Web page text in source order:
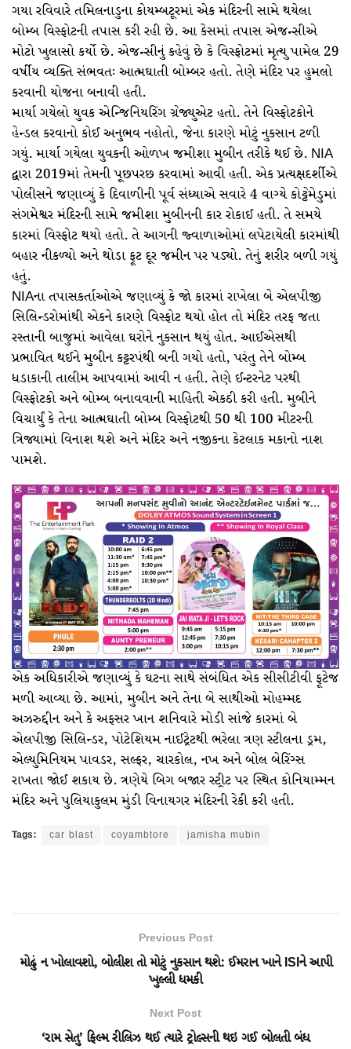
ગયા રવિવારે તમિલનાડુના કોયમ્બટૂરમાં એક મંદિરની સામે થયેલા
બોમ્બ વિસ્ફોટની તપાસ કરી રહી છે. આ કેસમાં તપાસ એજન્સીએ
મોટો ખુલાસો કર્યો છે. એજન્સીનું કહેવું છે કે વિસ્ફોટમાં મૃત્યુ પામેલ 29
વર્ષીય વ્યક્તિ સંભવતઃ આત્મઘાતી બોમ્બર હતો. તેણે મંદિર પર હુમલો
કરવાની યોજના બનાવી હતી.
માર્યા ગયેલો યુવક એન્જિનિયરિંગ ગ્રેજ્યુએટ હતો. તેને વિસ્ફોટકોને
હેન્ડલ કરવાનો કોઈ અનુભવ નહોતો, જેના કારણે મોટું નુકસાન ટળી
ગયું. માર્યા ગયેલા યુવકની ઓળખ જમીશા મુબીન તરીકે થઈ છે. NIA
દ્વારા 2019માં તેમની પૂછપરછ કરવામાં આવી હતી. એક પ્રત્યક્ષદર્શીએ
પોલીસને જણાવ્યું કે દિવાળીની પૂર્વ સંધ્યાએ સવારે 4 વાગ્યે કોટ્ટેમેડુમાં
સંગમેશ્વર મંદિરની સામે જમીશા મુબીનની કાર રોકાઈ હતી. તે સમયે
કારમાં વિસ્ફોટ થયો હતો. તે આગની જ્વાળાઓમાં લપેટાયેલી કારમાંથી
બહાર નીકળ્યો અને થોડા ફૂટ દૂર જમીન પર પડ્યો. તેનું શરીર બળી ગયું
હતું.
NIAના તપાસકર્તાઓએ જણાવ્યું કે જો કારમાં રાખેલા બે એલપીજી
સિલિન્ડરોમાંથી એકને કારણે વિસ્ફોટ થયો હોત તો મંદિર તરફ જતા
રસ્તાની બાજુમાં આવેલા ઘરોને નુકસાન થયું હોત. આઈએસથી
પ્રભાવિત થઈને મુબીન કટ્ટરપંથી બની ગયો હતો, પરંતુ તેને બોમ્બ
ધડાકાની તાલીમ આપવામાં આવી ન હતી. તેણે ઈન્ટરનેટ પરથી
વિસ્ફોટકો અને બોમ્બ બનાવવાની માહિતી એકઠી કરી હતી. મુબીને
વિચાર્યું કે તેના આત્મઘાતી બોમ્બ વિસ્ફોટથી 50 થી 100 મીટરની
ત્રિજ્યામાં વિનાશ થશે અને મંદિર અને નજીકના કેટલાક મકાનો નાશ
પામશે.
એક અધિકારીએ જણાવ્યું કે ઘટના સાથે સંબંધિત એક સીસીટીવી ફૂટેજ
મળી આવ્યા છે. આમાં, મુબીન અને તેના બે સાથીઓ મોહમ્મદ
અઝરુદ્દીન અને કે અફસર ખાન શનિવારે મોડી સાંજે કારમાં બે
એલપીજી સિલિન્ડર, પોટેશિયમ નાઈટ્રેટથી ભરેલા ત્રણ સ્ટીલના ડ્રમ,
એલ્યુમિનિયમ પાવડર, સલ્ફર, ચારકોલ, નખ અને બોલ બેરિંગ્સ
રાખતા જોઈ શકાય છે. ત્રણેયે બિગ બજાર સ્ટ્રીટ પર સ્થિત કોનિયામ્મન
મંદિર અને પુલિયાકુલમ મુંડી વિનાયગર મંદિરની રેકી કરી હતી.
Tags: car blast coyambtore jamisha mubin
Previous Post
મોઢું ન ખોલાવશો, બોલીશ તો મોટું નુકસાન થશે: ઈમરાન ખાને ISIને આપી
ખુલ્લી ધમકી
Next Post
‘રામ સેતુ’ ફિલ્મ રીલિઝ થઈ ત્યારે ટ્રોલ્સની થઇ ગઈ બોલતી બંધ